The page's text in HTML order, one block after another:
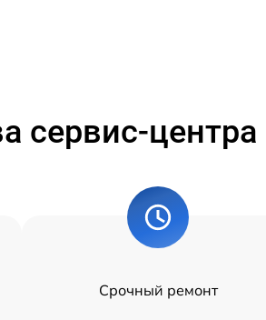
сервис-центра
Срочный ремонт